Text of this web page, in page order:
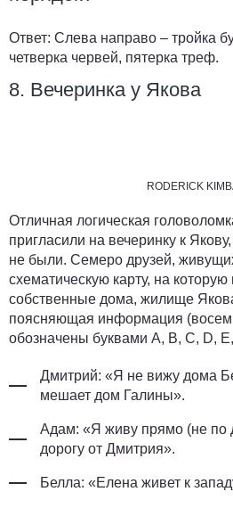
Ответ: Слева направо – тройка
четверка червей, пятерка треф.
8. Вечеринка у Якова
RODERICK
Отличная логическая
пригласили на вечеринку к
не были. Семеро друзей,
схематическую карту, на
собственные дома, жилище
поясняющая информация
обозначены буквами A, B, C, D,
Дмитрий: «Я не вижу дома
мешает дом Галины».
Адам: «Я живу прямо (не по
дорогу от Дмитрия».
Белла: «Елена живет к